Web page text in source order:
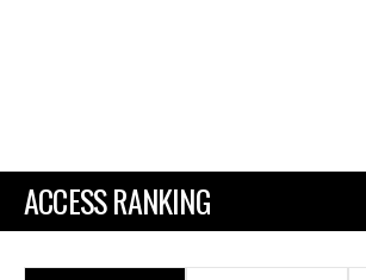
ACCESS RANKING